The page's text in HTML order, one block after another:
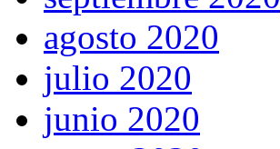
agosto 2020
julio 2020
junio 2020